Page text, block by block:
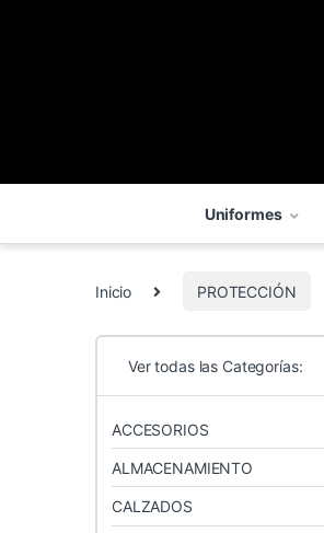
Uniformes
Inicio PROTECCIÓN
Ver todas las Categorías:
ACCESORIOS
ALMACENAMIENTO
CALZADOS